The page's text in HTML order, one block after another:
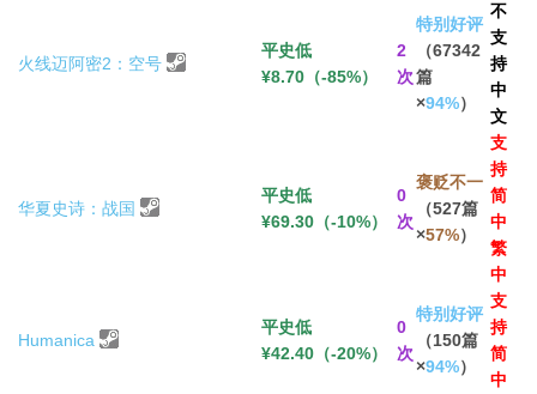
火线迈阿密2：空号
平史低
¥8.70（-85%）
2
次
特别好评
（67342
篇
×94%）
不
支
持
中
文
华夏史诗：战国
平史低
¥69.30（-10%）
0
次
褒贬不一
（527篇
×57%）
支
持
简
中
繁
中
Humanica
平史低
¥42.40（-20%）
0
次
特别好评
（150篇
×94%）
支
持
简
中